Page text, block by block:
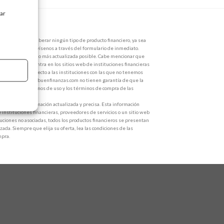
dinero para liberar ningún tipo de producto financiero, ya sea
esto sucede, avísenos a través del formulario de inmediato.
la información lo más actualizada posible. Cabe mencionar que
que se encuentra en los sitios web de instituciones financieras
Con respecto a las instituciones con las que no tenemos
sitio https://buenfinanzas.com no tienen garantía de que la
leer los términos de uso y los términos de compra de las
toda la información actualizada y precisa. Esta información
financieras, proveedores de servicios o un sitio web
no asociadas, todos los productos financieros se presentan
Siempre que elija su oferta, lea las condiciones de las